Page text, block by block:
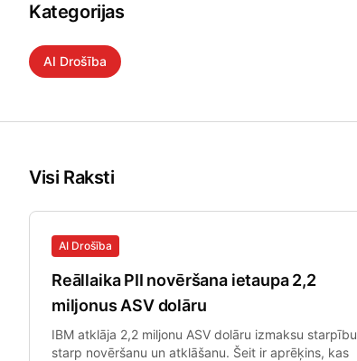
Kategorijas
AI Drošība
Visi Raksti
AI Drošība
Reāllaika PII novēršana ietaupa 2,2
miljonus ASV dolāru
IBM atklāja 2,2 miljonu ASV dolāru izmaksu starpību
starp novēršanu un atklāšanu. Šeit ir aprēķins, kas